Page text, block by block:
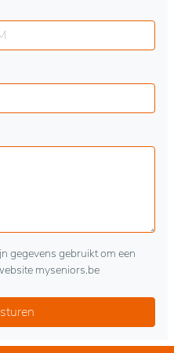
gegevens gebruikt om een
myseniors.be